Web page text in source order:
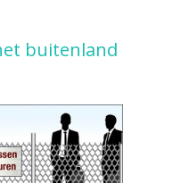
buitenland